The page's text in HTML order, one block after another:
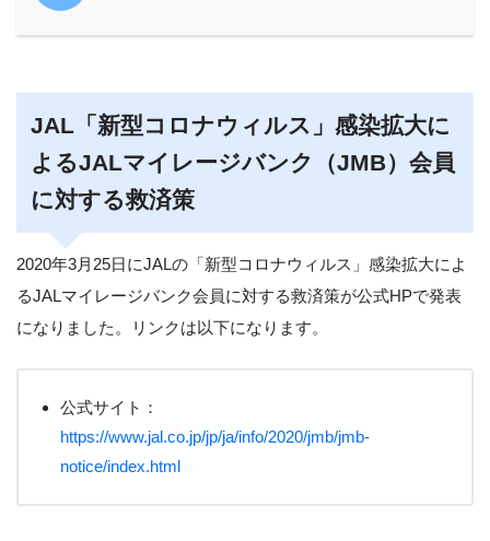
JAL「新型コロナウィルス」感染拡大に
よるJALマイレージバンク（JMB）会員
に対する救済策
2020年3月25日にJALの「新型コロナウィルス」感染拡大によ
るJALマイレージバンク会員に対する救済策が公式HPで発表
になりました。リンクは以下になります。
公式サイト：
https://www.jal.co.jp/jp/ja/info/2020/jmb/jmb-
notice/index.html